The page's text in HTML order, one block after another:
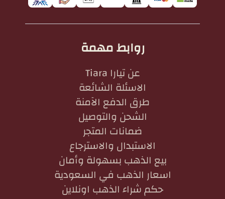
روابط مهمة
عن تيارا Tiara
الاسئلة الشائعة
طرق الدفع الآمنة
الشحن والتوصيل
ضمانات المتجر
الاستبدال والاسترجاع
بيع الذهب بسهولة وأمان
اسعار الذهب في السعودية
حكم شراء الذهب اونلاين